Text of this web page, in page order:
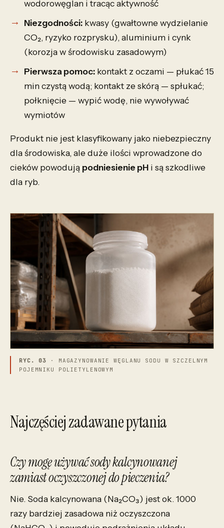
wodorowęglan i tracąc aktywność
Niezgodności: kwasy (gwałtowne wydzielanie
CO₂, ryzyko rozprysku), aluminium i cynk
(korozja w środowisku zasadowym)
Pierwsza pomoc: kontakt z oczami — płukać 15
min czystą wodą; kontakt ze skórą — spłukać;
połknięcie — wypić wodę, nie wywoływać
wymiotów
Produkt nie jest klasyfikowany jako niebezpieczny
dla środowiska, ale duże ilości wprowadzone do
cieków powodują podniesienie pH i są szkodliwe
dla ryb.
RYC. 03 · MAGAZYNOWANIE WĘGLANU SODU W SZCZELNYM
POJEMNIKU POLIETYLENOWYM
Najczęściej zadawane pytania
Czy mogę używać sody kalcynowanej
zamiast oczyszczonej do pieczenia?
Nie. Soda kalcynowana (Na₂CO₃) jest ok. 1000
razy bardziej zasadowa niż oczyszczona